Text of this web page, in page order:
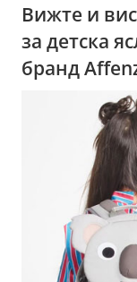
Вижте и
за детска
бранд